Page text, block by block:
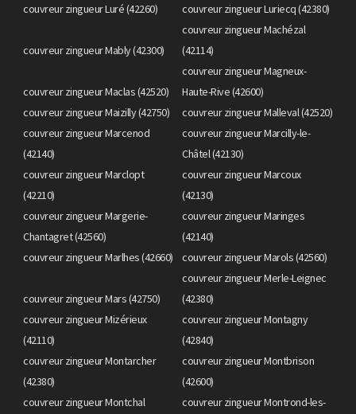
couvreur zingueur Luré (42260)
couvreur zingueur Luriecq (42380)
couvreur zingueur Mably (42300)
couvreur zingueur Machézal
(42114)
couvreur zingueur Maclas (42520)
couvreur zingueur Magneux-
Haute-Rive (42600)
couvreur zingueur Maizilly (42750)
couvreur zingueur Malleval (42520)
couvreur zingueur Marcenod
(42140)
couvreur zingueur Marcilly-le-
Châtel (42130)
couvreur zingueur Marclopt
(42210)
couvreur zingueur Marcoux
(42130)
couvreur zingueur Margerie-
Chantagret (42560)
couvreur zingueur Maringes
(42140)
couvreur zingueur Marlhes (42660)
couvreur zingueur Marols (42560)
couvreur zingueur Mars (42750)
couvreur zingueur Merle-Leignec
(42380)
couvreur zingueur Mizérieux
(42110)
couvreur zingueur Montagny
(42840)
couvreur zingueur Montarcher
(42380)
couvreur zingueur Montbrison
(42600)
couvreur zingueur Montchal
couvreur zingueur Montrond-les-